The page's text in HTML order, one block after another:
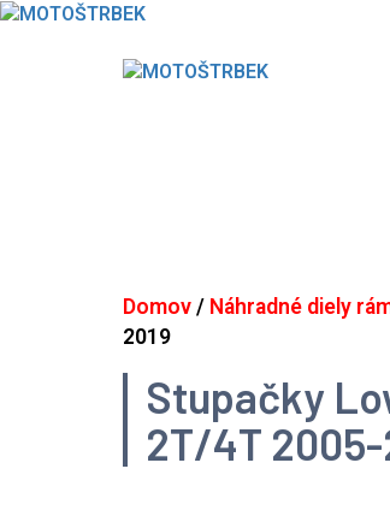
Domov / Náhradné diely
2019
Stupačky
2T/4T 2005-